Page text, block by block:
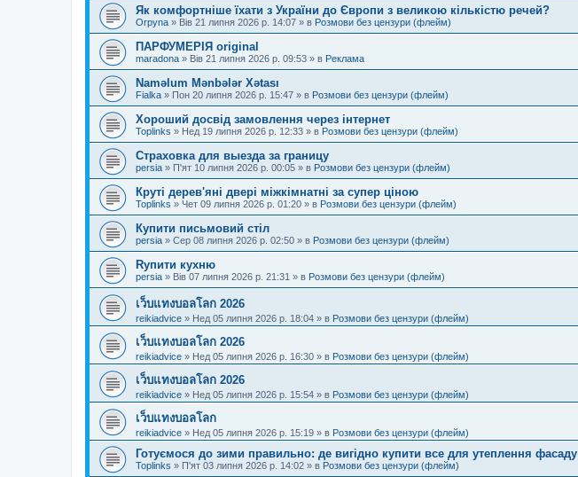
Як комфортніше їхати з України до Європи з великою кількістю речей?
Orpyna » Вів 21 липня 2026 р. 14:07 » в Розмови без цензури (флейм)
ПАРФУМЕРІЯ original
maradona » Вів 21 липня 2026 р. 09:53 » в Реклама
Naməlum Mənbələr Xətası
Fialka » Пон 20 липня 2026 р. 15:47 » в Розмови без цензури (флейм)
Хороший досвід замовлення через інтернет
Toplinks » Нед 19 липня 2026 р. 12:33 » в Розмови без цензури (флейм)
Страховка для выезда за границу
persia » П'ят 10 липня 2026 р. 00:05 » в Розмови без цензури (флейм)
Круті дерев'яні двері міжкімнатні за супер ціною
Toplinks » Чет 09 липня 2026 р. 01:20 » в Розмови без цензури (флейм)
Купити письмовий стіл
persia » Сер 08 липня 2026 р. 02:50 » в Розмови без цензури (флейм)
Rупити кухню
persia » Вів 07 липня 2026 р. 21:31 » в Розмови без цензури (флейм)
เว็บแทงบอลโลก 2026
reikiadvice » Нед 05 липня 2026 р. 18:04 » в Розмови без цензури (флейм)
เว็บแทงบอลโลก 2026
reikiadvice » Нед 05 липня 2026 р. 16:30 » в Розмови без цензури (флейм)
เว็บแทงบอลโลก 2026
reikiadvice » Нед 05 липня 2026 р. 15:54 » в Розмови без цензури (флейм)
เว็บแทงบอลโลก
reikiadvice » Нед 05 липня 2026 р. 15:19 » в Розмови без цензури (флейм)
Готуємося до зими правильно: де вигідно купити все для утеплення фасаду
Toplinks » П'ят 03 липня 2026 р. 14:02 » в Розмови без цензури (флейм)